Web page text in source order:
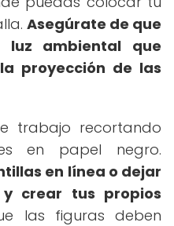
Asegúrate de que
luz ambiental que
proyección de las
trabajo recortando
en papel negro.
en línea o dejar
crear tus propios
las figuras deben